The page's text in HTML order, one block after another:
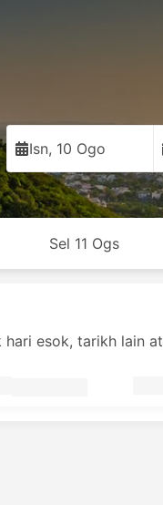
Isn, 10 Ogo
Sel 11 Ogs
esok, tarikh lain